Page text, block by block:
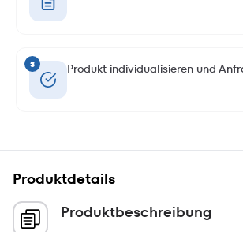
3 Produkt individualisieren und
Produktdetails
Produktbeschreibung